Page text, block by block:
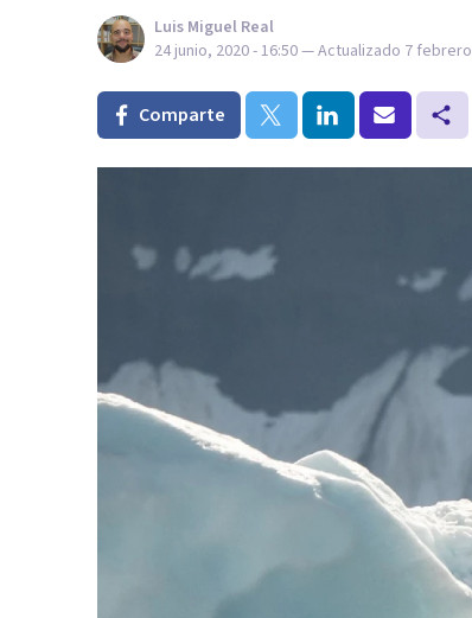
Luis Miguel Real
24 junio, 2020 - 16:50— Actualizado 7
Comparte